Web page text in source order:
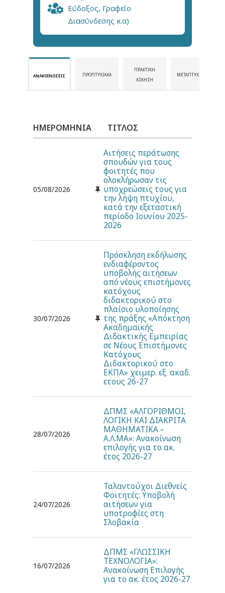
Εύδοξος, Γραφείο
Διασύνδεσης κ.α)
ΑΝΑΚΟΙΝΏΣΕΙΣ ΠΡΟΠΤΥΧΙΑΚΆ
ΠΡΑΚΤΙΚΉ
ΆΣΚΗΣΗ
ΜΕΤΑΠΤΥΧΙΑΚΆ
ΗΜΕΡΟΜΗΝΊΑ ΤΊΤΛΟΣ
05/08/2026
Αιτήσεις περάτωσης
σπουδών για τους
φοιτητές που
ολοκλήρωσαν τις
υποχρεώσεις τους για
την λήψη πτυχίου,
κατά την εξεταστική
περίοδο Ιουνίου 2025-
2026
30/07/2026
Πρόσκληση εκδήλωσης
ενδιαφέροντος
υποβολής αιτήσεων
από νέους επιστήμονες
κατόχους
διδακτορικού στο
πλαίσιο υλοποίησης
της πράξης «Απόκτηση
Ακαδημαϊκής
Διδακτικής Εμπειρίας
σε Νέους Επιστήμονες
Κατόχους
Διδακτορικού στο
ΕΚΠΑ» χειμερ. εξ. ακαδ.
ετους 26-27
28/07/2026
ΔΠΜΣ «ΑΛΓΟΡΙΘΜΟΙ,
ΛΟΓΙΚΗ ΚΑΙ ΔΙΑΚΡΙΤΑ
ΜΑΘΗΜΑΤΙΚΑ –
Α.Λ.ΜΑ»: Ανακοίνωση
επιλογής για το ακ.
έτος 2026-27
24/07/2026
Ταλαντούχοι Διεθνείς
Φοιτητές: Υποβολή
αιτήσεων για
υποτροφίες στη
Σλοβακία
16/07/2026
ΔΠΜΣ «ΓΛΩΣΣΙΚΗ
ΤΕΧΝΟΛΟΓΙΑ»:
Ανακοίνωση Επιλογής
για το ακ. έτος 2026-27